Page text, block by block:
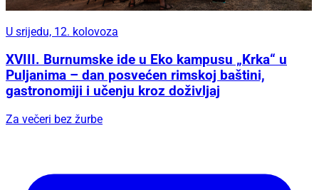
U srijedu, 12. kolovoza
XVIII. Burnumske ide u Eko kampusu „Krka“ u
Puljanima – dan posvećen rimskoj baštini,
gastronomiji i učenju kroz doživljaj
Za večeri bez žurbe